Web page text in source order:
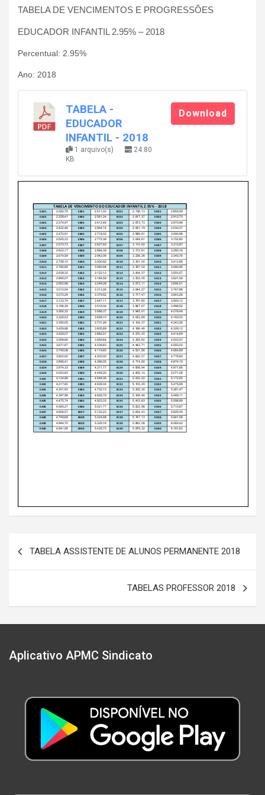
TABELA DE VENCIMENTOS E PROGRESSÕES
EDUCADOR INFANTIL 2.95% – 2018
Percentual: 2.95%
Ano: 2018
TABELA -
EDUCADOR
INFANTIL - 2018
1 arquivo(s)
24.80
KB
Download
TABELA ASSISTENTE DE ALUNOS PERMANENTE 2018
TABELAS PROFESSOR 2018
Aplicativo APMC Sindicato